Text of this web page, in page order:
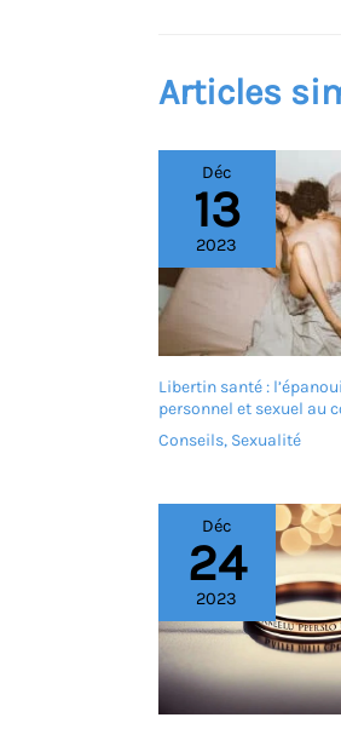
Articles
Déc
13
2023
Libertin santé :
personnel et sexuel au
Conseils, Sexualité
Déc
24
2023